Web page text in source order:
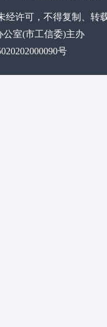
经许可，不得复制、转
室(市工信委)主办
号